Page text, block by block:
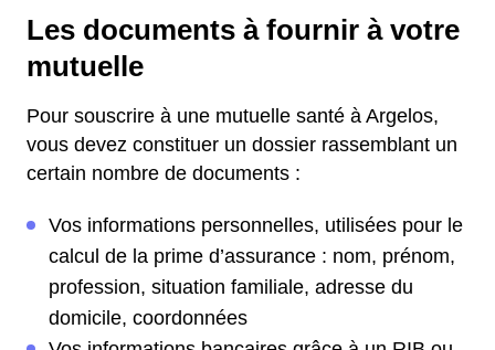
Les documents à fournir à votre
mutuelle
Pour souscrire à une mutuelle santé à Argelos,
vous devez constituer un dossier rassemblant un
certain nombre de documents :
Vos informations personnelles, utilisées pour le
calcul de la prime d’assurance : nom, prénom,
profession, situation familiale, adresse du
domicile, coordonnées